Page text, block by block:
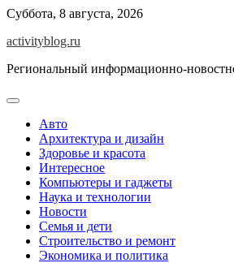
Skip
content
Суббота, 8 августа, 2026
activityblog.ru
Региональный информационно-
Авто
Архитектура и дизайн
Здоровье и красота
Интересное
Компьютеры и гаджеты
Наука и технологии
Новости
Семья и дети
Строительство и ремонт
Экономика и политика